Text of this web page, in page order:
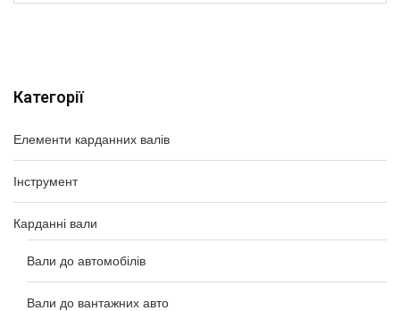
Категорії
Елементи карданних валів
Інструмент
Карданні вали
Вали до автомобілів
Вали до вантажних авто